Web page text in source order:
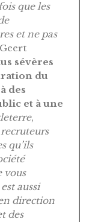
que les
et ne pas
sévères
du
des
et à une
,
qu’ils
vous
aussi
direction
des